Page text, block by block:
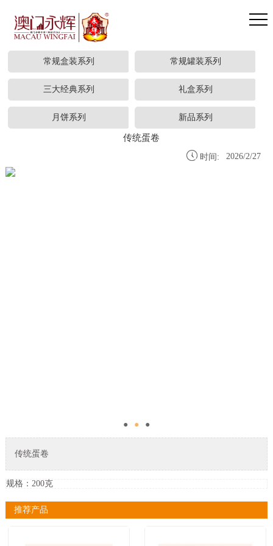
Buregoom Electrical
常规盒装系列 常规罐装系列
三大经典系列 礼盒系列
月饼系列 新品系列
传统蛋卷
 时间: 2026/2/27
● ● ●
传统蛋卷
规格：200克
推荐产品